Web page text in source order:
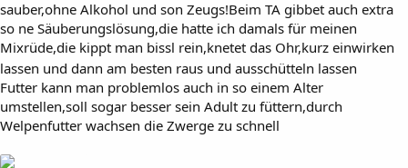
sauber,ohne Alkohol und son Zeugs!Beim TA gibbet auch extra
so ne Säuberungslösung,die hatte ich damals für meinen
Mixrüde,die kippt man bissl rein,knetet das Ohr,kurz einwirken
lassen und dann am besten raus und ausschütteln lassen
Futter kann man problemlos auch in so einem Alter
umstellen,soll sogar besser sein Adult zu füttern,durch
Welpenfutter wachsen die Zwerge zu schnell